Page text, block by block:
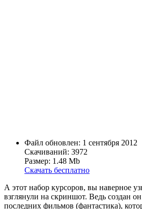
Файл обновлен: 1 сентября 2012
Скачиваний: 3972
Размер: 1.48 Mb
Скачать бесплатно
А этот набор курсоров, вы наверное
взглянули на скриншот. Ведь создан
последних фильмов (фантастика),